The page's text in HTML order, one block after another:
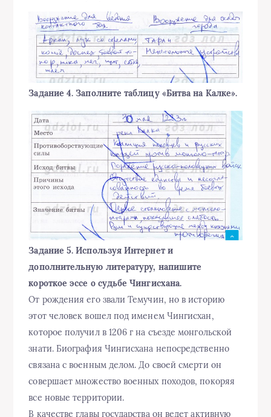
Задание 4. Заполните таблицу «Битва на Калке».
Задание 5. Используя Интернет и
дополнительную литературу, напишите
короткое эссе о судьбе Чингисхана.
От рождения его звали Темучин, но в историю
этот человек вошел под именем Чингисхан,
которое получил в 1206 г на съезде монгольской
знати. Биография Чингисхана непосредственно
связана с военным делом. До своей смерти он
совершает множество военных походов, покоряя
все новые территории.
В качестве главы государства он ведет активную